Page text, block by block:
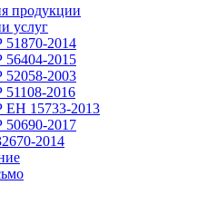
продукции
услуг
2014
2015
2003
2016
15733-2013
2017
2014